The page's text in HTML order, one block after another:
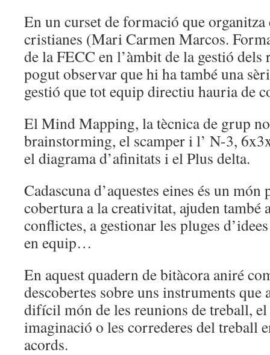
En un curset de formació que organitza
cristianes (Mari Carmen Marcos.
de la FECC en l’àmbit de la gestió dels
pogut observar que hi ha també una
gestió que tot equip directiu hauria de
El Mind Mapping, la tècnica de grup
brainstorming, el scamper i l’ N-3,
el diagrama d’afinitats i el Plus delta.
Cadascuna d’aquestes eines és un
cobertura a la creativitat, ajuden també
conflictes, a gestionar les pluges
en equip…
En aquest quadern de bitàcora aniré
descobertes sobre uns instruments que
difícil món de les reunions de treball, el
imaginació o les correderes del treball
acords.